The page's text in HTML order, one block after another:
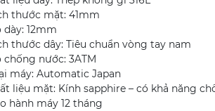
thước mặt: 41mm
12mm
thước dây: Tiêu chuẩn vòng tay nam
chống nước: 3ATM
máy: Automatic Japan
liệu mặt: Kính sapphire – có khả năng
hành máy 12 tháng